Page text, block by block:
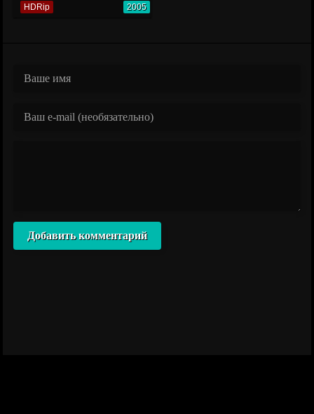
HDRip 2005
Добавить комментарий